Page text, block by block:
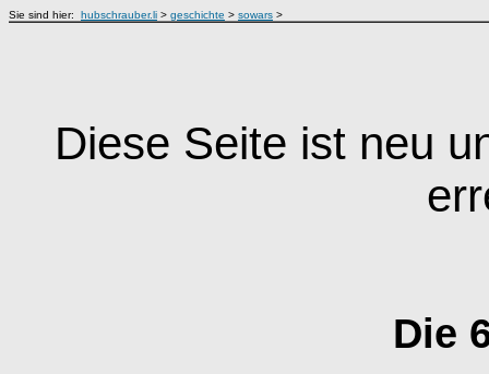
Sie sind hier: hubschrauber.li > geschichte > sowars >
Diese Seite ist neu
Die